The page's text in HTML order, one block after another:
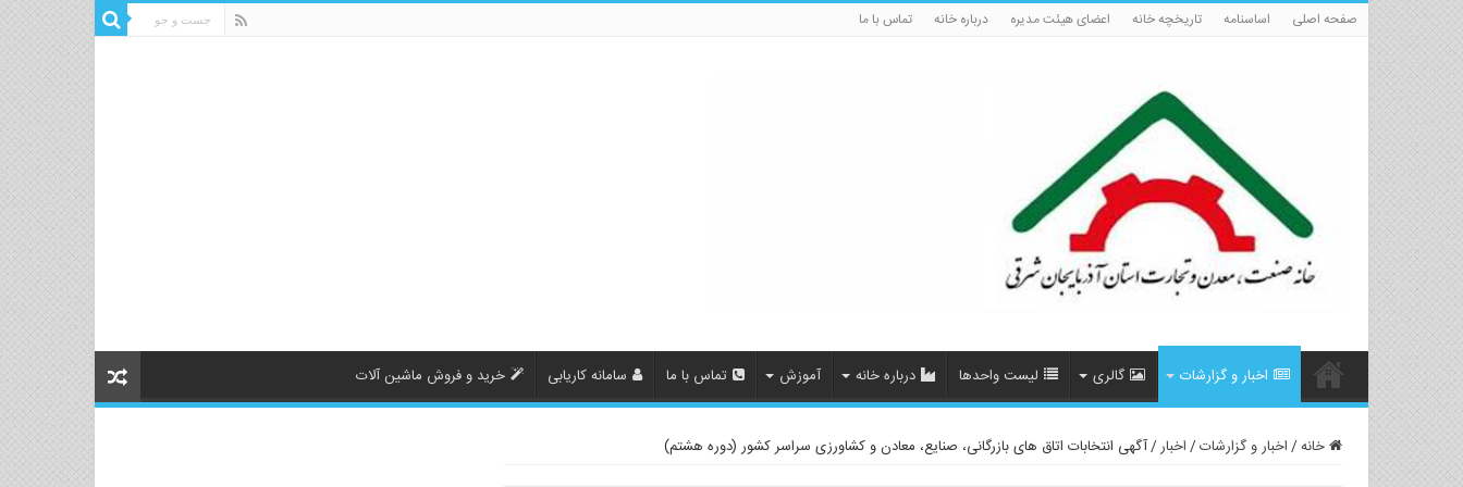
صفحه اصلی اساسنامه تاریخچه خانه اعضای هیئت مدیره درباره خانه تماس با ما
اخبار و گزارشات گالری لیست واحدها درباره خانه آموزش تماس با ما سامانه کاریابی خرید و فروش ماشین آلات
خانه/اخبار و گزارشات/اخبار/آگهی انتخابات اتاق های بازرگانی، صنایع، معادن و کشاورزی سراسر کشور (دوره هشتم)